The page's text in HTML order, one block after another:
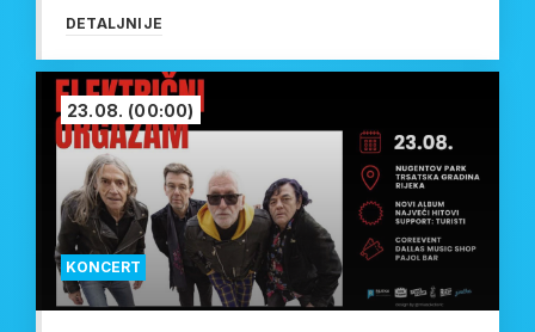
DETALJNIJE
KONCERT
23.08. (00:00)